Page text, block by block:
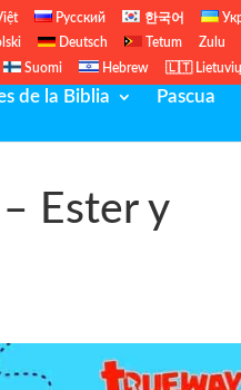
Русский 한국어
Deutsch Tetum
Zulu
Suomi Hebrew 🇱🇹
de la Biblia Pascua
Ester y